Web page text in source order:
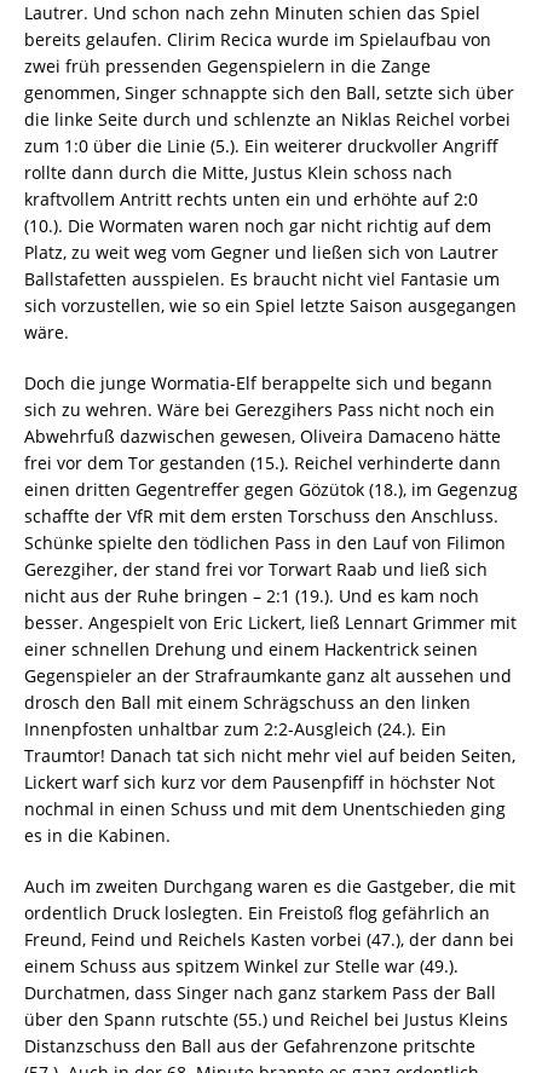
Lautrer. Und schon nach zehn Minuten schien das Spiel
bereits gelaufen. Clirim Recica wurde im Spielaufbau von
zwei früh pressenden Gegenspielern in die Zange
genommen, Singer schnappte sich den Ball, setzte sich über
die linke Seite durch und schlenzte an Niklas Reichel vorbei
zum 1:0 über die Linie (5.). Ein weiterer druckvoller Angriff
rollte dann durch die Mitte, Justus Klein schoss nach
kraftvollem Antritt rechts unten ein und erhöhte auf 2:0
(10.). Die Wormaten waren noch gar nicht richtig auf dem
Platz, zu weit weg vom Gegner und ließen sich von Lautrer
Ballstafetten ausspielen. Es braucht nicht viel Fantasie um
sich vorzustellen, wie so ein Spiel letzte Saison ausgegangen
wäre.
Doch die junge Wormatia-Elf berappelte sich und begann
sich zu wehren. Wäre bei Gerezgihers Pass nicht noch ein
Abwehrfuß dazwischen gewesen, Oliveira Damaceno hätte
frei vor dem Tor gestanden (15.). Reichel verhinderte dann
einen dritten Gegentreffer gegen Gözütok (18.), im Gegenzug
schaffte der VfR mit dem ersten Torschuss den Anschluss.
Schünke spielte den tödlichen Pass in den Lauf von Filimon
Gerezgiher, der stand frei vor Torwart Raab und ließ sich
nicht aus der Ruhe bringen – 2:1 (19.). Und es kam noch
besser. Angespielt von Eric Lickert, ließ Lennart Grimmer mit
einer schnellen Drehung und einem Hackentrick seinen
Gegenspieler an der Strafraumkante ganz alt aussehen und
drosch den Ball mit einem Schrägschuss an den linken
Innenpfosten unhaltbar zum 2:2-Ausgleich (24.). Ein
Traumtor! Danach tat sich nicht mehr viel auf beiden Seiten,
Lickert warf sich kurz vor dem Pausenpfiff in höchster Not
nochmal in einen Schuss und mit dem Unentschieden ging
es in die Kabinen.
Auch im zweiten Durchgang waren es die Gastgeber, die mit
ordentlich Druck loslegten. Ein Freistoß flog gefährlich an
Freund, Feind und Reichels Kasten vorbei (47.), der dann bei
einem Schuss aus spitzem Winkel zur Stelle war (49.).
Durchatmen, dass Singer nach ganz starkem Pass der Ball
über den Spann rutschte (55.) und Reichel bei Justus Kleins
Distanzschuss den Ball aus der Gefahrenzone pritschte